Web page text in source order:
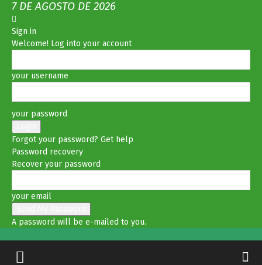
7 DE AGOSTO DE 2026
Sign in
Welcome! Log into your account
your username
your password
Forgot your password? Get help
Password recovery
Recover your password
your email
A password will be e-mailed to you.